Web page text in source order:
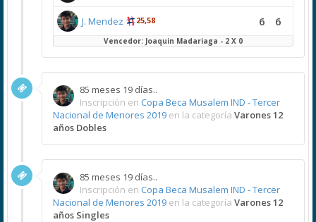
J. Mendez 25,58 6 6
Vencedor: Joaquin Madariaga - 2 X 0
85 meses 19 días..
Inscripción en Copa Beca Musalem IND - Tercer
Nacional de Menores 2019 en la categoría Varones 12
años Dobles
85 meses 19 días..
Inscripción en Copa Beca Musalem IND - Tercer
Nacional de Menores 2019 en la categoría Varones 12
años Singles